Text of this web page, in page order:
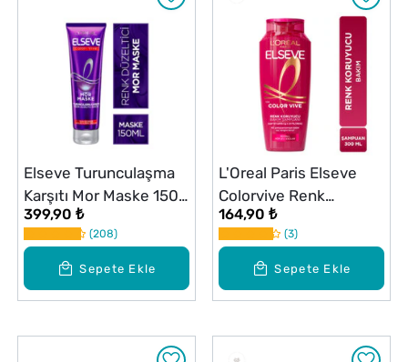
Sepete Ekle
Elseve Turunculaşma
Karşıtı Mor Maske 150
ml
399,90 ₺
208
Sepete Ekle
L'Oreal Paris Elseve
Colorvive Renk
Koruyucu Bakım
Şampuanı 300 ml
164,90 ₺
3